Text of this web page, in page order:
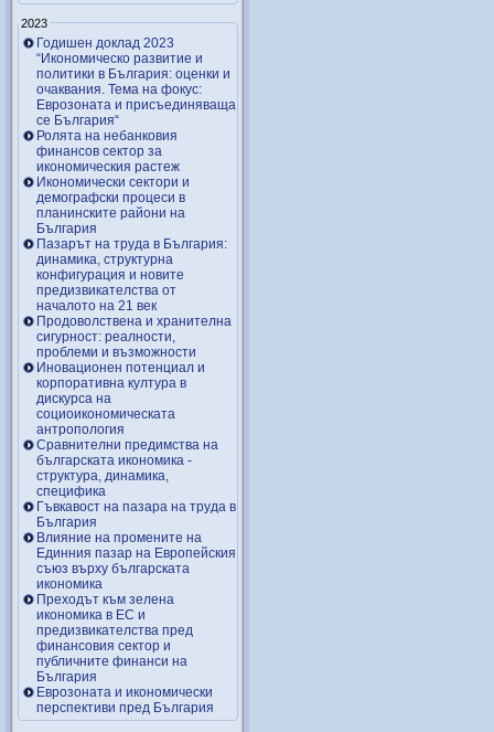
2023
Годишен доклад 2023
“Икономическо развитие и
политики в България: оценки и
очаквания. Тема на фокус:
Еврозоната и присъединяваща
се България“
Ролята на небанковия
финансов сектор за
икономическия растеж
Икономически сектори и
демографски процеси в
планинските райони на
България
Пазарът на труда в България:
динамика, структурна
конфигурация и новите
предизвикателства от
началото на 21 век
Продоволствена и хранителна
сигурност: реалности,
проблеми и възможности
Иновационен потенциал и
корпоративна култура в
дискурса на
социоикономическата
антропология
Сравнителни предимства на
българската икономика -
структура, динамика,
специфика
Гъвкавост на пазара на труда в
България
Влияние на промените на
Единния пазар на Европейския
съюз върху българската
икономика
Преходът към зелена
икономика в ЕС и
предизвикателства пред
финансовия сектор и
публичните финанси на
България
Еврозоната и икономически
перспективи пред България